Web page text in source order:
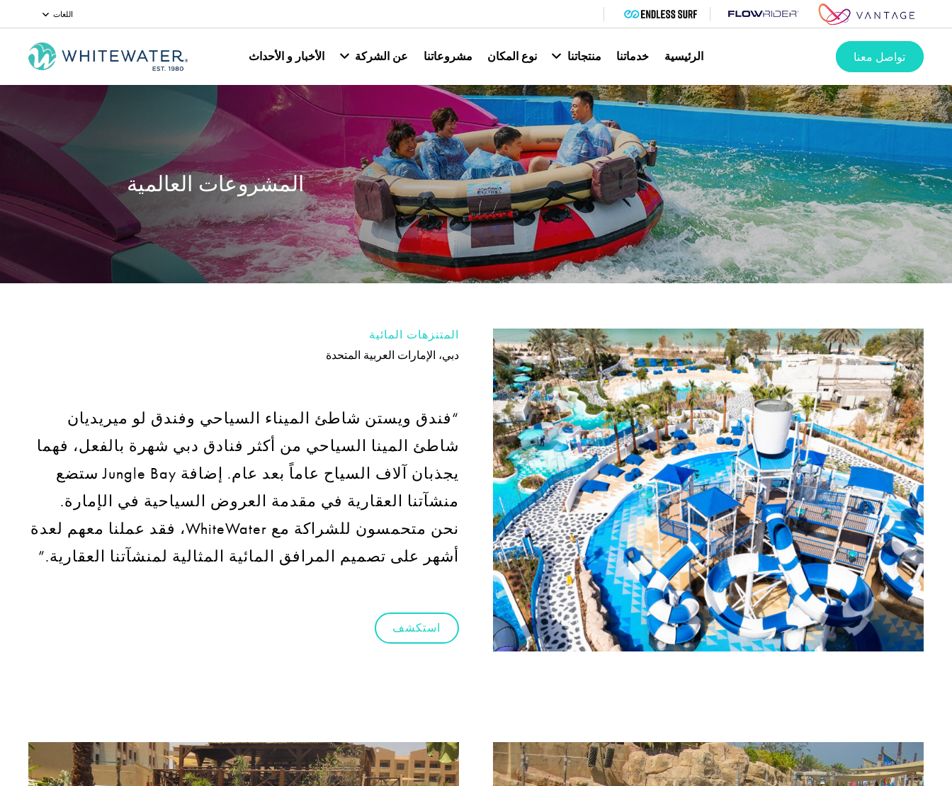
اللغات
تواصل معنا الرئيسية خدماتنا منتجاتنا نوع المكان مشروعاتنا عن الشركة الأخبار و الأحداث
المشروعات العالمية
المتنزهات المائية
دبي، الإمارات العربية المتحدة
“فندق ويستن شاطئ الميناء السياحي وفندق لو ميريديان
شاطئ المينا السياحي من أكثر فنادق دبي شهرة بالفعل، فهما
يجذبان آلاف السياح عاماً بعد عام. إضافة Jungle Bay ستضع
منشآتنا العقارية في مقدمة العروض السياحية في الإمارة.
نحن متحمسون للشراكة مع WhiteWater، فقد عملنا معهم لعدة
أشهر على تصميم المرافق المائية المثالية لمنشآتنا العقارية.”
استكشف